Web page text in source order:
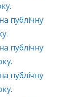
публічну
публічну
публічну